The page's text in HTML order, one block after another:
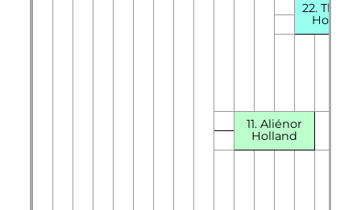
22.
Holland
11. Aliénor
Holland